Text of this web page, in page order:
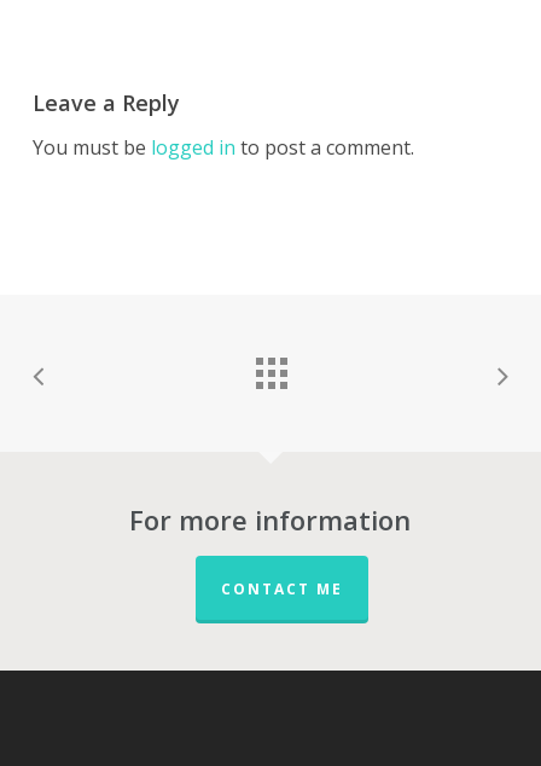
Leave a Reply
You must be logged in to post a comment.
For more information
CONTACT ME